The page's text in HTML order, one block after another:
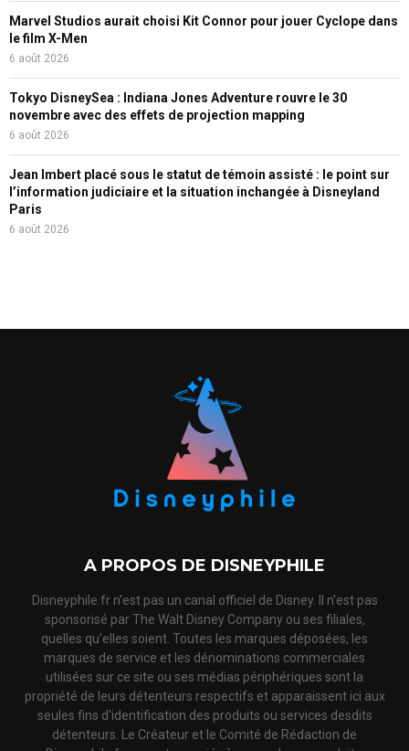
Marvel Studios aurait choisi Kit Connor pour jouer Cyclope dans
le film X-Men
6 août 2026
Tokyo DisneySea : Indiana Jones Adventure rouvre le 30
novembre avec des effets de projection mapping
6 août 2026
Jean Imbert placé sous le statut de témoin assisté : le point sur
l’information judiciaire et la situation inchangée à Disneyland
Paris
6 août 2026
A PROPOS DE DISNEYPHILE
Disneyphile.fr n'est pas un canal officiel de Disney. Il n'est pas
sponsorisé par The Walt Disney Company ou ses filiales,
quelles qu'elles soient. Toutes les marques déposées, les
marques de service et les dénominations commerciales
utilisées sur ce site ou ses médias périphériques sont la
propriété de leurs détenteurs respectifs et apparaissent ici aux
seules fins d'identification des produits ou services desdits
détenteurs. Le Créateur et le Comité de Rédaction de